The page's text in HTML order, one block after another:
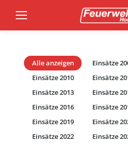
Alle anzeigen Einsätze
Einsätze 2010
Einsätze
Einsätze 2013
Einsätze
Einsätze 2016
Einsätze
Einsätze 2019
Einsätze
Einsätze 2022
Einsätze